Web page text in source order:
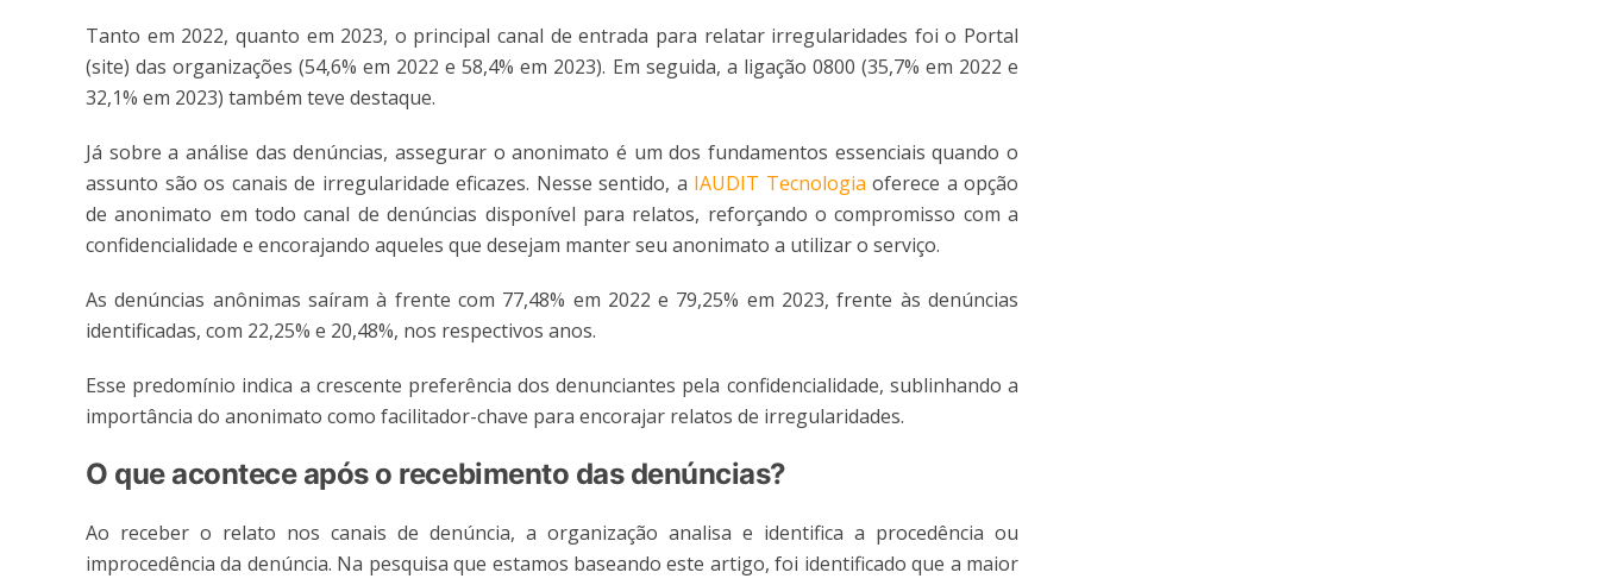
Tanto em 2022, quanto em 2023, o principal canal de entrada para relatar irregularidades foi o Portal
(site) das organizações (54,6% em 2022 e 58,4% em 2023). Em seguida, a ligação 0800 (35,7% em 2022 e
32,1% em 2023) também teve destaque.
Já sobre a análise das denúncias, assegurar o anonimato é um dos fundamentos essenciais quando o
assunto são os canais de irregularidade eficazes. Nesse sentido, a IAUDIT Tecnologia oferece a opção
de anonimato em todo canal de denúncias disponível para relatos, reforçando o compromisso com a
confidencialidade e encorajando aqueles que desejam manter seu anonimato a utilizar o serviço.
As denúncias anônimas saíram à frente com 77,48% em 2022 e 79,25% em 2023, frente às denúncias
identificadas, com 22,25% e 20,48%, nos respectivos anos.
Esse predomínio indica a crescente preferência dos denunciantes pela confidencialidade, sublinhando a
importância do anonimato como facilitador-chave para encorajar relatos de irregularidades.
O que acontece após o recebimento das denúncias?
Ao receber o relato nos canais de denúncia, a organização analisa e identifica a procedência ou
improcedência da denúncia. Na pesquisa que estamos baseando este artigo, foi identificado que a maior